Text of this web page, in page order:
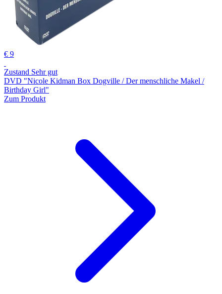
€ 9
Zustand Sehr gut
DVD "Nicole Kidman Box Dogville / Der menschliche Makel /
Birthday Girl"
Zum Produkt